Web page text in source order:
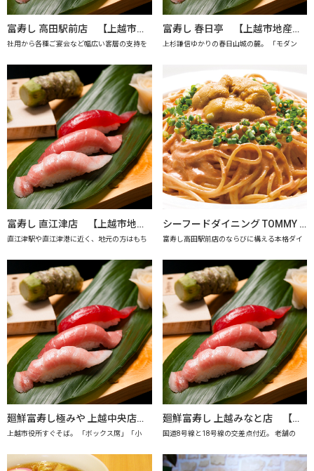
富寿し 高田駅前店 【上越市地産地消の店認定店】
社用から各種ご宴会など幅広い客層の支持を
富寿し 春日亭 【上越市地産地消の店認定店】
上杉謙信ゆかりの春日山城の麓。 「モダン
富寿し 直江津店 【上越市地産地消の店認定店】
直江津駅や直江津港に近く、地元の方はもち
シーフードダイニング TOMMY SAY 【上越市地産地消推進の店認定店】
富寿し高田駅前店のならびに構える本格ダイ
廻鮮富寿し極みや 上越中央店 【上越市地産地消の店認定店】
上越市役所すぐそば。 「ボックス席」「小
廻鮮富寿し 上越みなと店 【上越市地産地消の店認定店】
国道8号線と18号線の交差点付近。 老舗の